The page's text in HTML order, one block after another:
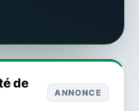
de
ANNONCE